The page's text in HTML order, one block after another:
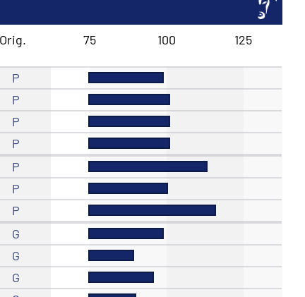
Orig. 75 100 125
P
P
P
P
P
P
P
G
G
G